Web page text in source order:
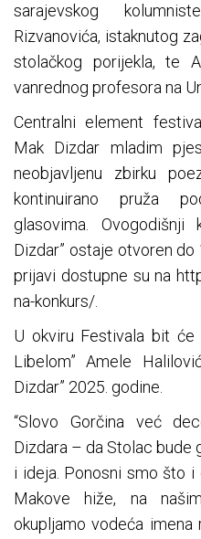
sarajevskog
Rizvanovića, istaknutog
stolačkog porijekla, te
vanrednog profesora na
Centralni element
Mak Dizdar mladim
neobjavljenu zbirku
kontinuirano pruža
glasovima. Ovogodišnji
Dizdar” ostaje otvoren
prijavi dostupne su na
na-konkurs/.
U okviru Festivala bit će
Libelom” Amele
Dizdar” 2025. godine.
“Slovo Gorčina već
Dizdara – da Stolac bude
i ideja. Ponosni smo što
Makove hiže, na
okupljamo vodeća